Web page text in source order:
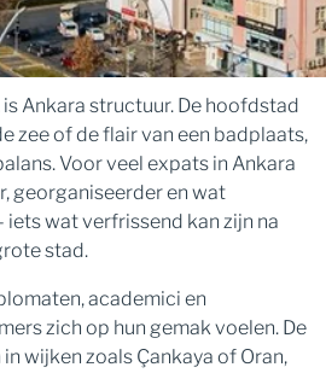
Ankara structuur. De hoofdstad
zee of de flair van een badplaats,
Voor veel expats in Ankara
georganiseerder en wat
wat verfrissend kan zijn na
stad.
academici en
zich op hun gemak voelen. De
wijken zoals Çankaya of Oran,